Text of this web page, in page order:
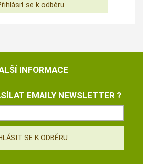
INFORMACE
EMAILY NEWSLETTER ?